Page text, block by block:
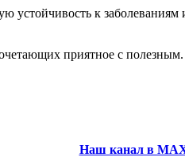
к
приятное с
Наш канал в